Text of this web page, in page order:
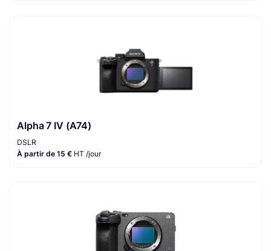
Alpha 7 IV (A74)
DSLR
À partir de 15 € HT /jour